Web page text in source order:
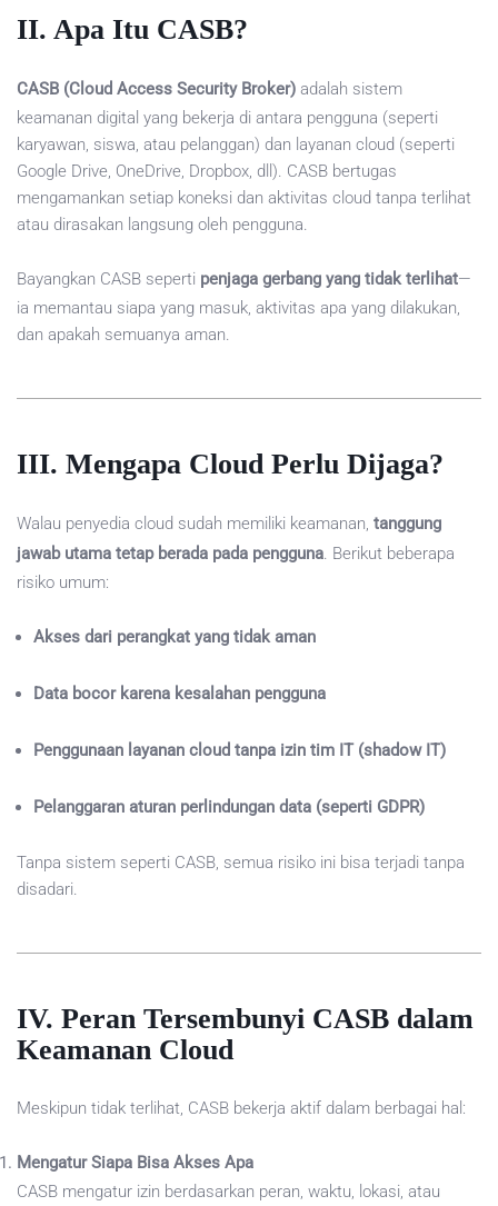
II. Apa Itu CASB?
CASB (Cloud Access Security Broker) adalah sistem
keamanan digital yang bekerja di antara pengguna (seperti
karyawan, siswa, atau pelanggan) dan layanan cloud (seperti
Google Drive, OneDrive, Dropbox, dll). CASB bertugas
mengamankan setiap koneksi dan aktivitas cloud tanpa terlihat
atau dirasakan langsung oleh pengguna.
Bayangkan CASB seperti penjaga gerbang yang tidak terlihat—
ia memantau siapa yang masuk, aktivitas apa yang dilakukan,
dan apakah semuanya aman.
III. Mengapa Cloud Perlu Dijaga?
Walau penyedia cloud sudah memiliki keamanan, tanggung
jawab utama tetap berada pada pengguna. Berikut beberapa
risiko umum:
Akses dari perangkat yang tidak aman
Data bocor karena kesalahan pengguna
Penggunaan layanan cloud tanpa izin tim IT (shadow IT)
Pelanggaran aturan perlindungan data (seperti GDPR)
Tanpa sistem seperti CASB, semua risiko ini bisa terjadi tanpa
disadari.
IV. Peran Tersembunyi CASB dalam
Keamanan Cloud
Meskipun tidak terlihat, CASB bekerja aktif dalam berbagai hal:
Mengatur Siapa Bisa Akses Apa
CASB mengatur izin berdasarkan peran, waktu, lokasi, atau